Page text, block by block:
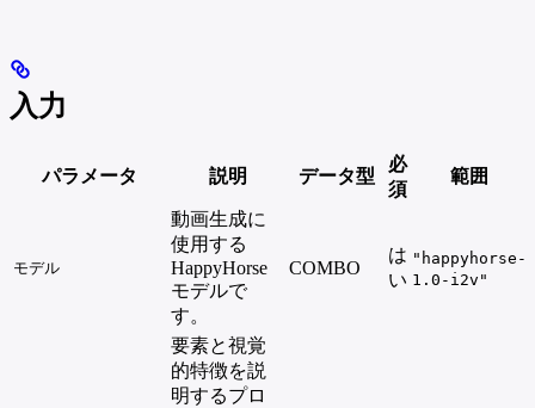
入力
パラメータ 説明 データ型
必
須
範囲
モデル
動画生成に
使用する
HappyHorse
モデルで
す。
COMBO
は
い
"happyhorse-
1.0-i2v"
要素と視覚
的特徴を説
明するプロ